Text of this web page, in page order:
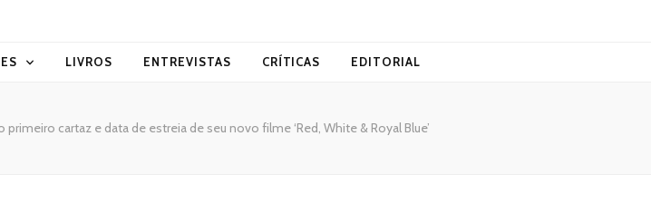
LIVROS ENTREVISTAS CRÍTICAS EDITORIAL
primeiro cartaz e data de estreia de seu novo filme ‘Red, White & Royal Blue’